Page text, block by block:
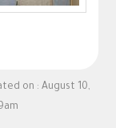
on :August 10,